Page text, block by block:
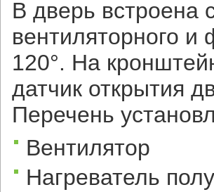
В дверь встроена
вентиляторного
120°. На
датчик открытия
Перечень
Вентилятор
Нагреватель